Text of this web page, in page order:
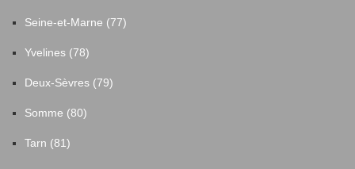
Seine-et-Marne (77)
Yvelines (78)
Deux-Sèvres (79)
Somme (80)
Tarn (81)